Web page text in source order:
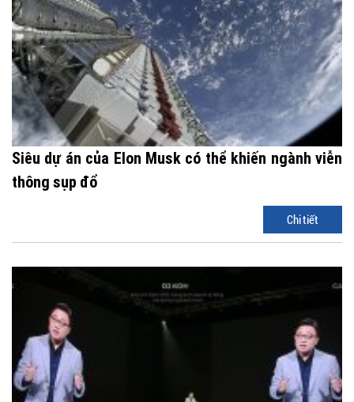
Siêu dự án của Elon Musk có thể khiến ngành viễn
thông sụp đổ
Chi tiết